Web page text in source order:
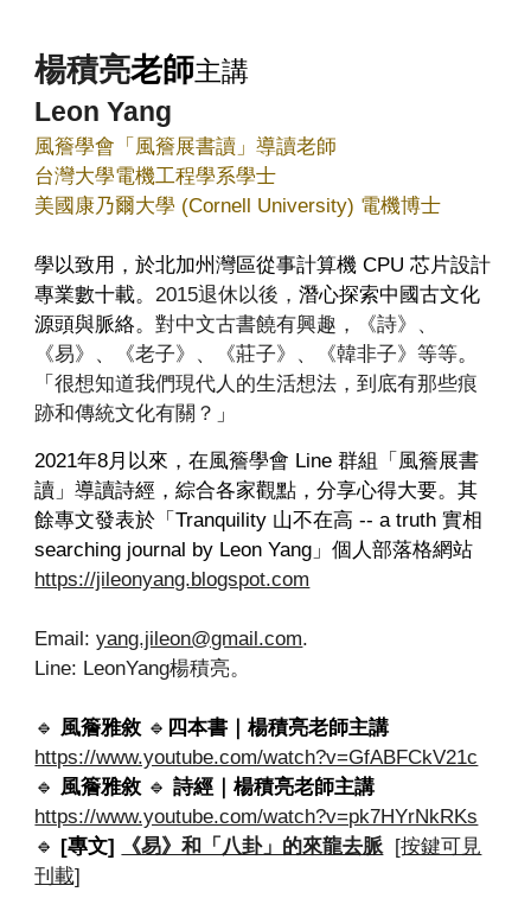
楊積亮老師主講
Leon Yang
風簷學會「風簷展書讀」導讀老師
台灣大學電機工程學系學士
美國康乃爾大學 (Cornell University) 電機博士
學以致用，於北加州灣區從事計算機 CPU 芯片設計
專業數十載。 2015退休以後，潛心探索中國古文化
源頭與脈絡。對中文古書饒有興趣，《詩》、
《易》、《老子》、《莊子》、《韓非子》等等。
「很想知道我們現代人的生活想法，到底有那些痕
跡和傳統文化有關？ 」
2021年8月以來，在風簷學會 Line 群組「風簷展書
讀」導讀詩經，綜合各家觀點，分享心得大要。其
餘專文發表於「Tranquility 山不在高 -- a truth 實相
searching journal by Leon Yang」個人部落格網站
https://jileonyang.blogspot.com
Email:yang.jileon@gmail.com.
Line: LeonYang楊積亮。
🔹️ 風簷雅敘 🔹️ 四本書｜楊積亮老師主講
https://www.youtube.com/watch?v=GfABFCkV21c
🔹️ 風簷雅敘 🔹️ 詩經｜楊積亮老師主講
https://www.youtube.com/watch?v=pk7HYrNkRKs
🔹️ [專文] 《易》和「八卦」的來龍去脈 [按鍵可見
刊載]